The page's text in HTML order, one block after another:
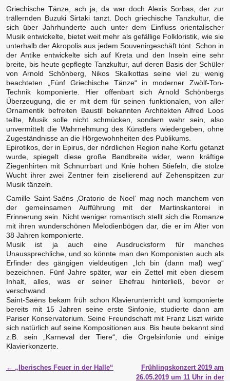
Griechische Tänze, ach ja, da war doch Alexis Sorbas, der zur
trällernden Buzuki Sirtaki tanzt. Doch griechische Tanzkultur, die
sich über Jahrhunderte auch unter dem Einfluss orientalischer
Musik entwickelte, bietet weit mehr als gefällige Folkloristik, wie sie
unterhalb der Akropolis aus jedem Souvenirgeschäft tönt. Schon in
der Antike entwickelte sich auf Kreta und den Inseln eine sehr
breite, bis heute gepflegte Tanzkultur, auf deren Basis der Schüler
von Arnold Schönberg, Nikos Skalkottas seine viel zu wenig
beachteten „Fünf Griechische Tänze“ in moderner Zwölf-Ton-
Technik komponierte. Hier offenbart sich Arnold Schönbergs
Überzeugung, die er mit dem für seinen funktionalen, von aller
Ornamentik befreiten Baustil bekannten Architekten Alfred Loos
teilte, Musik solle nicht schmücken, sondern wahr sein, also
unvermittelt die Wahrnehmung des Künstlers wiedergeben, ohne
Zugeständnisse an die Hörgewohnheiten des Publikums.
Epirotikos, der in Epirus, der nördlichen Region nahe Korfu getanzt
wurde, spiegelt diese große Bandbreite wider, wenn kräftige
Ziegenhirten mit Schnurrbart und Knie hohen Stiefeln, die stolze
Wucht ihrer zwei Zentner fein ziselierend auf Zehenspitzen zur
Musik tänzeln.
Camille Saint-Saëns ‚Oratorio de Noel‘ mag noch manchem von
der gemeinsamen Aufführung mit der Martinskantorei in
Erinnerung sein. Nicht weniger romantisch stellt sich die Romanze
mit ihren wunderschönen Melodienbögen dar, die er im Alter von
38 Jahren komponierte.
Musik ist ja auch eine Ausdrucksform für manches
Unaussprechliche, und so könnte man den Komponisten auch als
Erfinder des gängigen vieldeutigen „Ich bin (dann mal) weg“
bezeichnen. Fünf Jahre später, war ein Zettel mit eben diesem
Inhalt, alles, was er seiner Ehefrau hinterließ, bevor er
verschwand.
Saint-Saëns bekam früh schon Klavierunterricht und komponierte
bereits mit 15 Jahren seine erste Sinfonie, studierte dann am
Pariser Konservatorium. Seine Freundschaft mit Franz Liszt wirkte
sich natürlich auf seine Kompositionen aus. Bis heute bekannt sind
z.B. sein „Karneval der Tiere“, die Orgelsinfonie und einige
Klavierkonzerte.
Artikelnavigation
← „Iberisches Feuer in der Halle“
Frühlingskonzert 2019 am
26.05.2019 um 11 Uhr in der